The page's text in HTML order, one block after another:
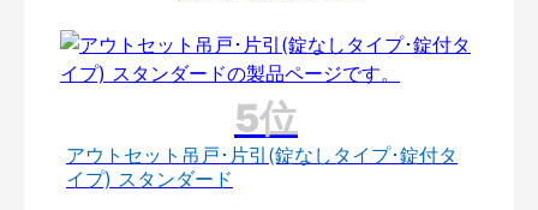
アウトセット吊戸･片引(錠なしタイプ･錠付タ
イプ) スタンダード